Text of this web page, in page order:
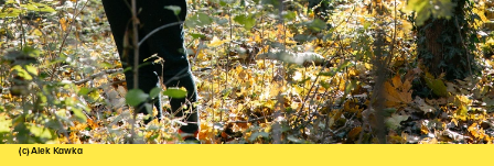
Workshops
Abenteuernacht
Kinder-Redaktion
Junge Kunst
Next Generation
(c) Alek Kawka